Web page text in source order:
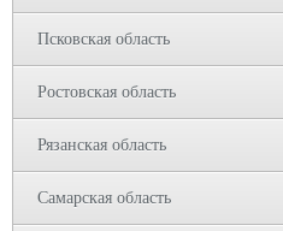
Псковская область
Ростовская область
Рязанская область
Самарская область